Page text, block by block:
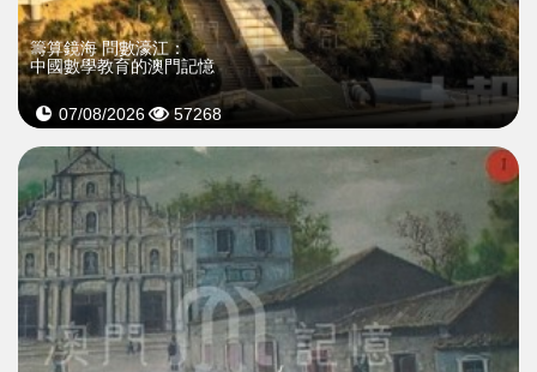
籌算鏡海 問數濠江：
中國數學教育的澳門記憶
07/08/2026 57268